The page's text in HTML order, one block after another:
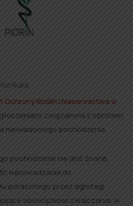
Ruka
Roślin i Nasiennictwa w
związanymi z obrotem
niewiadomego pochodzenia.
pochodzenie nie jest znane,
wprowadzania do
porażonego przez agrofagi
obowiązkowi zwalczania, w